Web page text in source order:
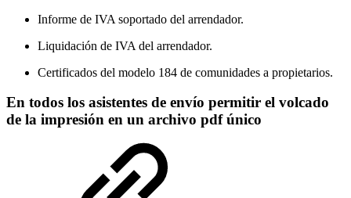
Informe de IVA soportado del arrendador.
Liquidación de IVA del arrendador.
Certificados del modelo 184 de comunidades a propietarios.
En todos los asistentes de envío permitir el volcado
de la impresión en un archivo pdf único